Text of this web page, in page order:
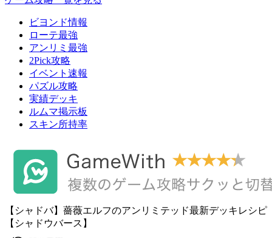
ビヨンド情報
ローテ最強
アンリミ最強
2Pick攻略
イベント速報
パズル攻略
実績デッキ
ルムマ掲示板
スキン所持率
【シャドバ】薔薇エルフのアンリミテッド最新デッキレシピ
【シャドウバース】